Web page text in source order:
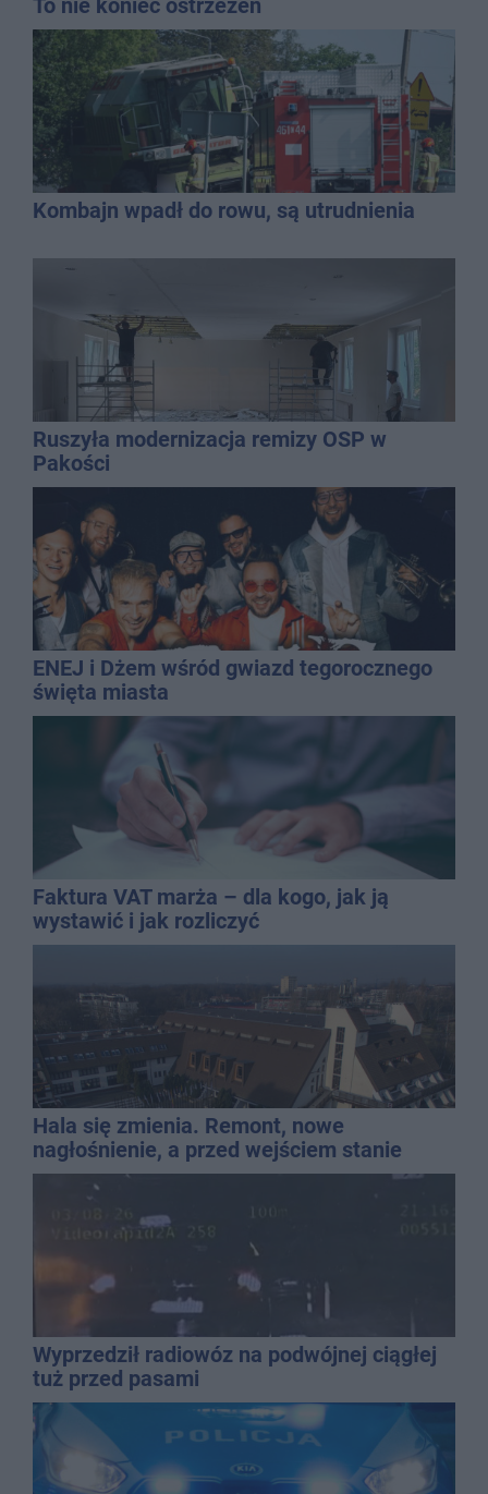
To nie koniec ostrzeżeń
Kombajn wpadł do rowu, są utrudnienia
Ruszyła modernizacja remizy OSP w
Pakości
ENEJ i Dżem wśród gwiazd tegorocznego
święta miasta
Faktura VAT marża – dla kogo, jak ją
wystawić i jak rozliczyć
Hala się zmienia. Remont, nowe
nagłośnienie, a przed wejściem stanie
QEMETICA ARENA
Wyprzedził radiowóz na podwójnej ciągłej
tuż przed pasami